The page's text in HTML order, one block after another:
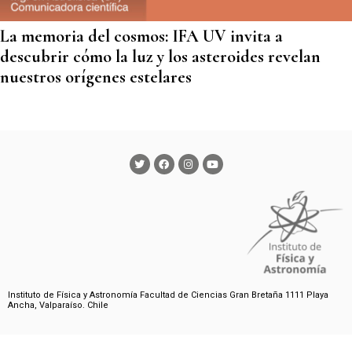
La memoria del cosmos: IFA UV invita a
descubrir cómo la luz y los asteroides revelan
nuestros orígenes estelares
Instituto de Física y Astronomía Facultad de Ciencias Gran Bretaña 1111 Playa
Ancha, Valparaíso. Chile